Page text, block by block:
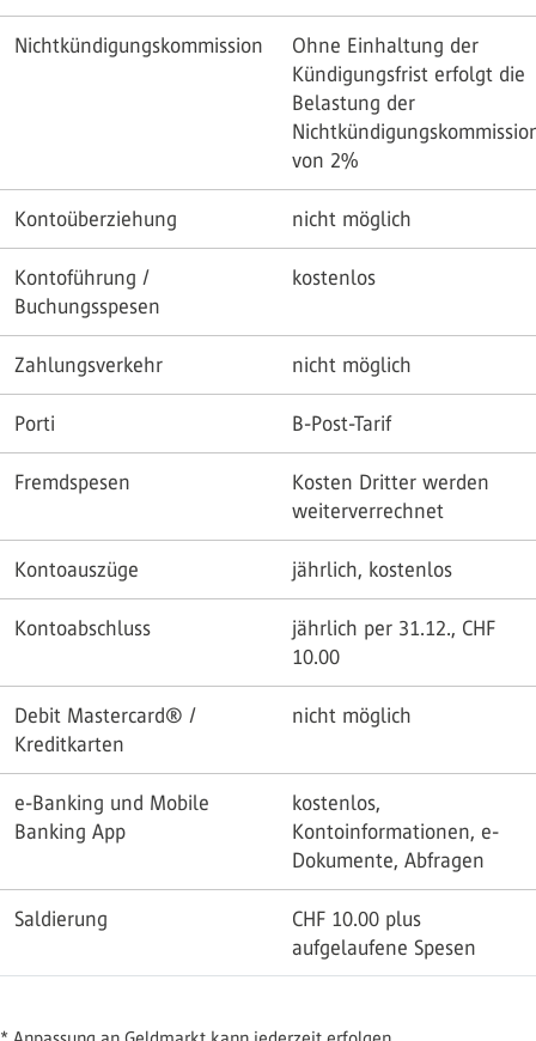
Nichtkündigungskommission
Ohne Einhaltung der
Kündigungsfrist erfolgt die
Belastung der
von 2%
Kontoüberziehung nicht möglich
Kontoführung /
Buchungsspesen
kostenlos
Zahlungsverkehr nicht möglich
Porti B-Post-Tarif
Fremdspesen
Kosten Dritter werden
weiterverrechnet
Kontoauszüge jährlich, kostenlos
Kontoabschluss
jährlich per 31.12., CHF
10.00
Debit Mastercard® /
Kreditkarten
nicht möglich
e-Banking und Mobile
Banking App
kostenlos,
Kontoinformationen, e-
Dokumente, Abfragen
Saldierung
CHF 10.00 plus
aufgelaufene Spesen